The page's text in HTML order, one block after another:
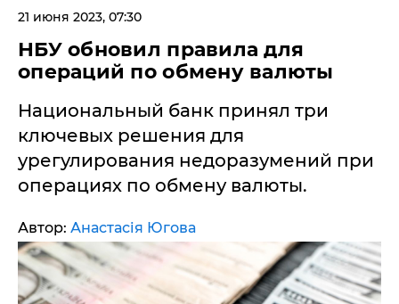
21 июня 2023, 07:30
НБУ обновил правила для
операций по обмену валюты
Национальный банк принял три
ключевых решения для
урегулирования недоразумений при
операциях по обмену валюты.
Автор: Анастасія Югова